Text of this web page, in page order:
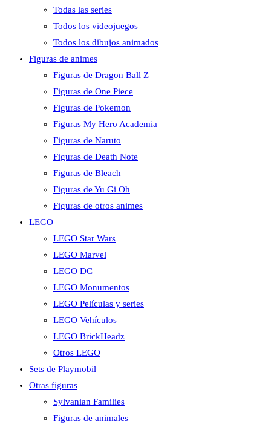
Todas las series
Todos los videojuegos
Todos los dibujos animados
Figuras de animes
Figuras de Dragon Ball Z
Figuras de One Piece
Figuras de Pokemon
Figuras My Hero Academia
Figuras de Naruto
Figuras de Death Note
Figuras de Bleach
Figuras de Yu Gi Oh
Figuras de otros animes
LEGO
LEGO Star Wars
LEGO Marvel
LEGO DC
LEGO Monumentos
LEGO Películas y series
LEGO Vehículos
LEGO BrickHeadz
Otros LEGO
Sets de Playmobil
Otras figuras
Sylvanian Families
Figuras de animales